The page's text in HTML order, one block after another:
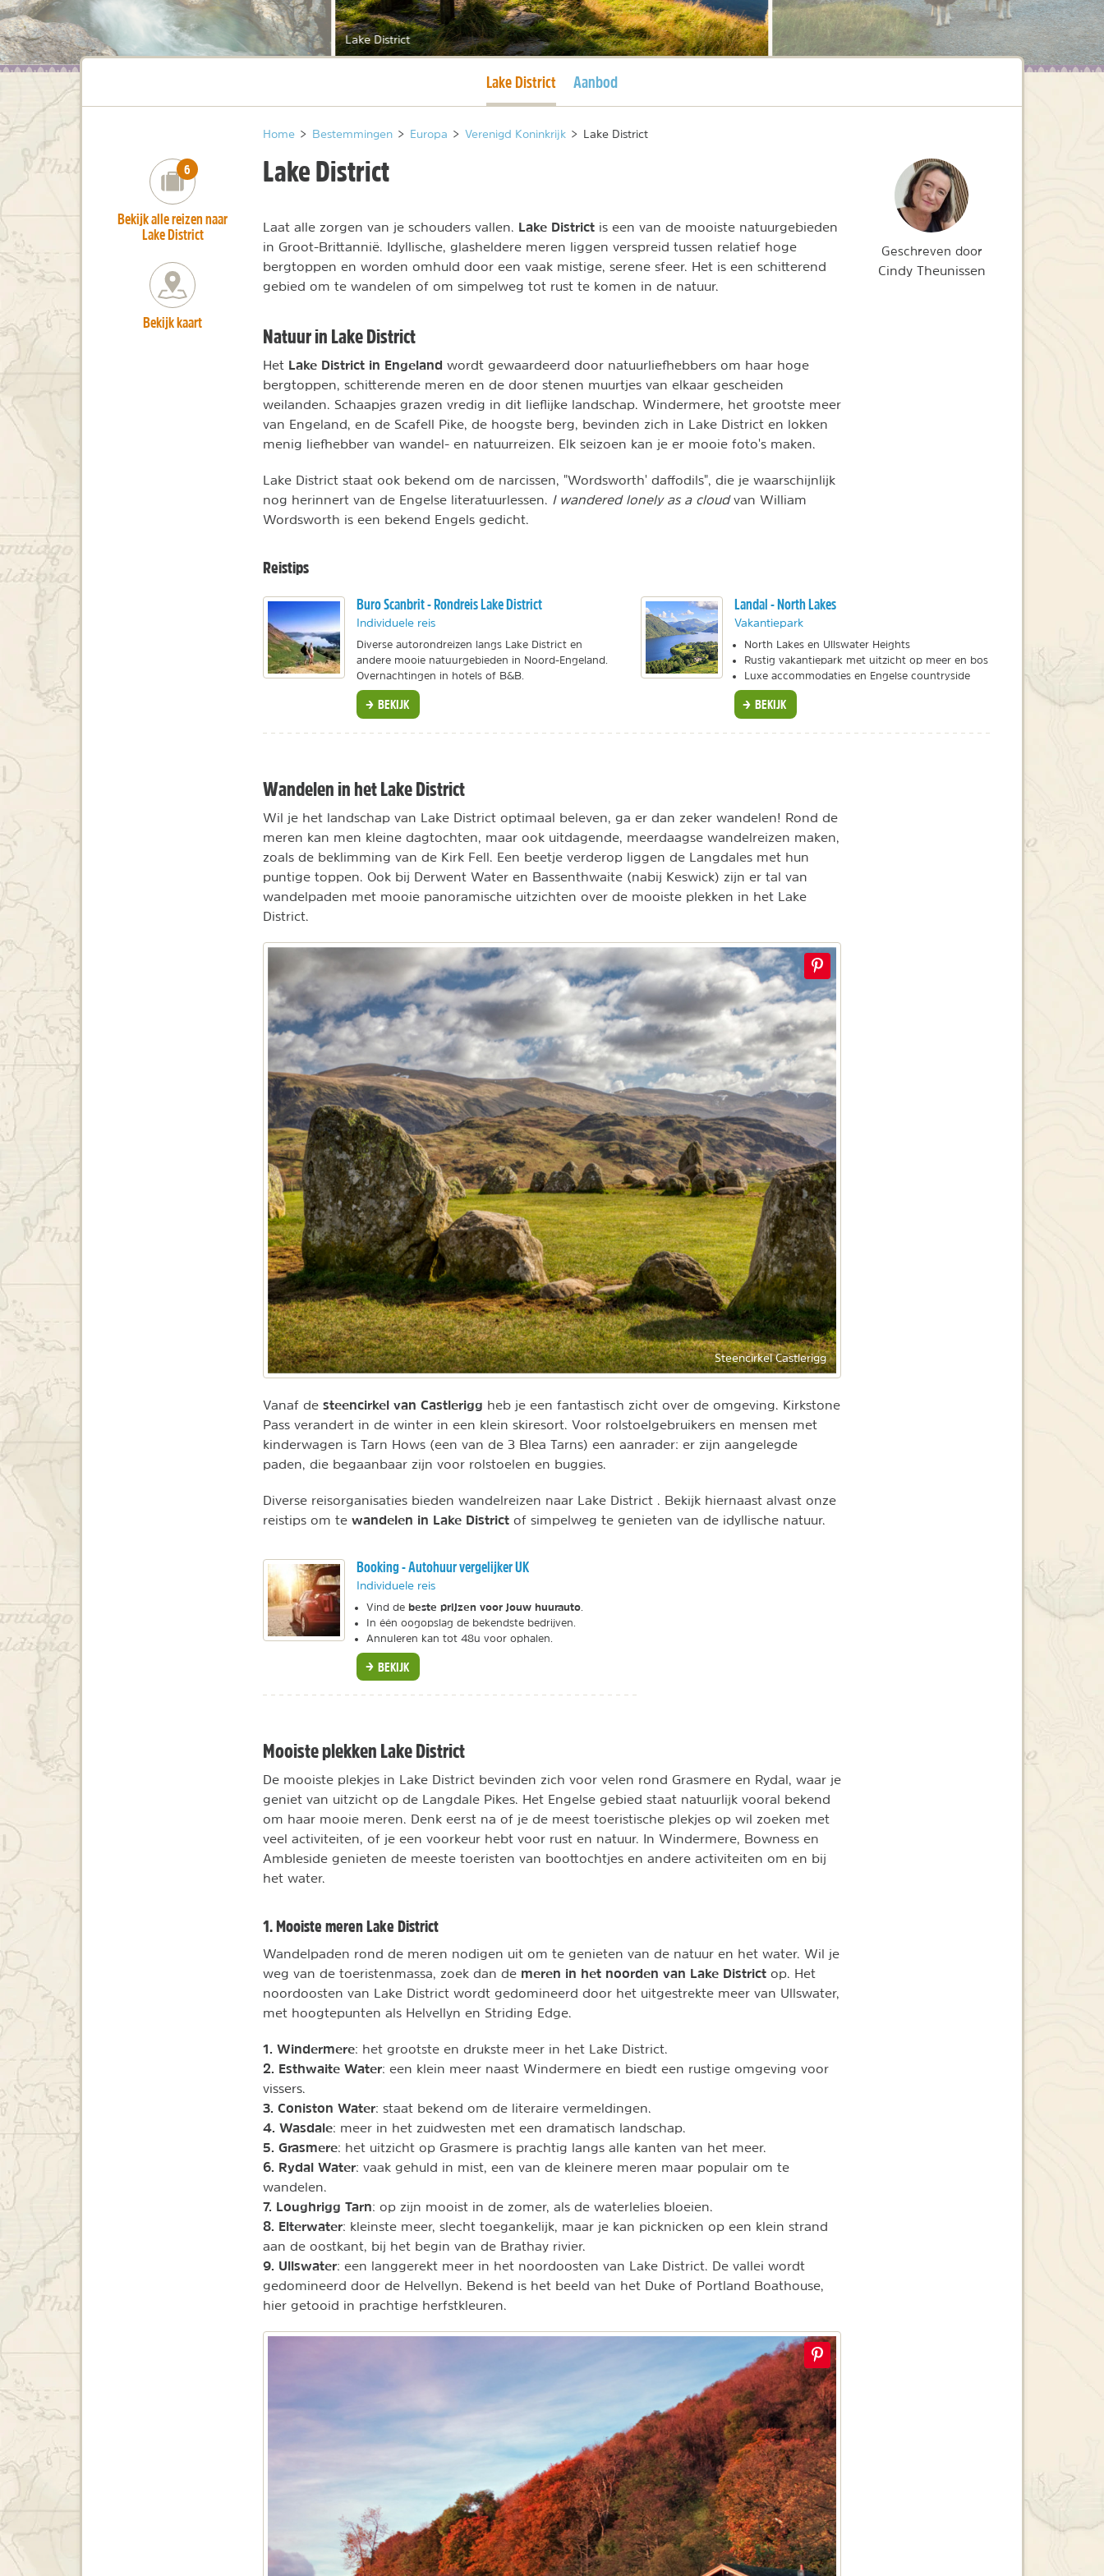
Lake District
Huidige pagina
Lake District Aanbod
Home > Bestemmingen > Europa > Verenigd Koninkrijk > Lake District
Lake District
Laat alle zorgen van je schouders vallen. Lake District is een van de mooiste natuurgebieden
in Groot-Brittannië. Idyllische, glasheldere meren liggen verspreid tussen relatief hoge
bergtoppen en worden omhuld door een vaak mistige, serene sfeer. Het is een schitterend
gebied om te wandelen of om simpelweg tot rust te komen in de natuur.
Natuur in Lake District
Het Lake District in Engeland wordt gewaardeerd door natuurliefhebbers om haar hoge
bergtoppen, schitterende meren en de door stenen muurtjes van elkaar gescheiden
weilanden. Schaapjes grazen vredig in dit lieflijke landschap. Windermere, het grootste meer
van Engeland, en de Scafell Pike, de hoogste berg, bevinden zich in Lake District en lokken
menig liefhebber van wandel- en natuurreizen. Elk seizoen kan je er mooie foto's maken.
Lake District staat ook bekend om de narcissen, "Wordsworth' daffodils", die je waarschijnlijk
nog herinnert van de Engelse literatuurlessen. I wandered lonely as a cloudvan William
Wordsworth is een bekend Engels gedicht.
Reistips
Buro Scanbrit - Rondreis Lake District
Individuele reis
Diverse autorondreizen langs Lake District en
andere mooie natuurgebieden in Noord-Engeland.
Overnachtingen in hotels of B&B.
BEKIJK
Landal - North Lakes
Vakantiepark
North Lakes en Ullswater Heights
Rustig vakantiepark met uitzicht op meer en bos
Luxe accommodaties en Engelse countryside
BEKIJK
Wandelen in het Lake District
Wil je het landschap van Lake District optimaal beleven, ga er dan zeker wandelen! Rond de
meren kan men kleine dagtochten, maar ook uitdagende, meerdaagse wandelreizen maken,
zoals de beklimming van de Kirk Fell. Een beetje verderop liggen de Langdales met hun
puntige toppen. Ook bij Derwent Water en Bassenthwaite (nabij Keswick) zijn er tal van
wandelpaden met mooie panoramische uitzichten over de mooiste plekken in het Lake
District.
Steencirkel Castlerigg
Vanaf de steencirkel van Castlerigg heb je een fantastisch zicht over de omgeving. Kirkstone
Pass verandert in de winter in een klein skiresort. Voor rolstoelgebruikers en mensen met
kinderwagen is Tarn Hows (een van de 3 Blea Tarns) een aanrader: er zijn aangelegde
paden, die begaanbaar zijn voor rolstoelen en buggies.
Diverse reisorganisaties bieden wandelreizen naar Lake District . Bekijk hiernaast alvast onze
reistips om te wandelen in Lake District of simpelweg te genieten van de idyllische natuur.
Booking - Autohuur vergelijker UK
Individuele reis
Vind de beste prijzen voor jouw huurauto
In één oogopslag de bekendste bedrijven.
Annuleren kan tot 48u voor ophalen.
BEKIJK
Mooiste plekken Lake District
De mooiste plekjes in Lake District bevinden zich voor velen rond Grasmere en Rydal, waar je
geniet van uitzicht op de Langdale Pikes. Het Engelse gebied staat natuurlijk vooral bekend
om haar mooie meren. Denk eerst na of je de meest toeristische plekjes op wil zoeken met
veel activiteiten, of je een voorkeur hebt voor rust en natuur. In Windermere, Bowness en
Ambleside genieten de meeste toeristen van boottochtjes en andere activiteiten om en bij
het water.
1. Mooiste meren Lake District
Wandelpaden rond de meren nodigen uit om te genieten van de natuur en het water. Wil je
weg van de toeristenmassa, zoek dan de meren in het noorden van Lake District op. Het
noordoosten van Lake District wordt gedomineerd door het uitgestrekte meer van Ullswater,
met hoogtepunten als Helvellyn en Striding Edge.
1. Windermere: het grootste en drukste meer in het Lake District.
2. Esthwaite Water: een klein meer naast Windermere en biedt een rustige omgeving voor
vissers.
3. Coniston Water: staat bekend om de literaire vermeldingen.
4. Wasdale: meer in het zuidwesten met een dramatisch landschap.
5. Grasmere: het uitzicht op Grasmere is prachtig langs alle kanten van het meer.
6. Rydal Water: vaak gehuld in mist, een van de kleinere meren maar populair om te
wandelen.
7. Loughrigg Tarn: op zijn mooist in de zomer, als de waterlelies bloeien.
8. Elterwater: kleinste meer, slecht toegankelijk, maar je kan picknicken op een klein strand
aan de oostkant, bij het begin van de Brathay rivier.
9. Ullswater: een langgerekt meer in het noordoosten van Lake District. De vallei wordt
gedomineerd door de Helvellyn. Bekend is het beeld van het Duke of Portland Boathouse,
hier getooid in prachtige herfstkleuren.
number_of_trips:
6
Bekijk alle reizen naar
Lake District
Bekijk kaart
Geschreven door
Cindy Theunissen